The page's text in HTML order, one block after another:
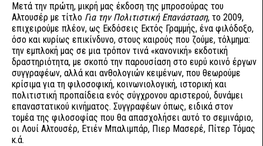
Μετά την πρώτη, μικρή μας έκδοση της μπροσούρας του
Αλτουσέρ με τίτλο Για την Πολιτιστική Επανάσταση, το 2009,
επιχειρούμε πλέον, ως Εκδόσεις Εκτός Γραμμής, ένα φιλόδοξο,
όσο και κυρίως επικίνδυνο, στους καιρούς που ζούμε, τόλμημα:
την εμπλοκή μας σε μια τρόπον τινά «κανονική» εκδοτική
δραστηριότητα, με σκοπό την παρουσίαση στο ευρύ κοινό έργων
συγγραφέων, αλλά και ανθολογιών κειμένων, που θεωρούμε
κρίσιμα για τη φιλοσοφική, κοινωνιολογική, ιστορική και
πολιτιστική προπαίδεια ενός σύγχρονου αριστερού, δυνάμει
επαναστατικού κινήματος. Συγγραφέων όπως, ειδικά στον
τομέα της φιλοσοφίας που θα απασχολήσει αυτό το σεμινάριο,
οι Λουί Αλτουσέρ, Ετιέν Μπαλιμπάρ, Πιερ Μασερέ, Πίτερ Τόμας
κ.ά.